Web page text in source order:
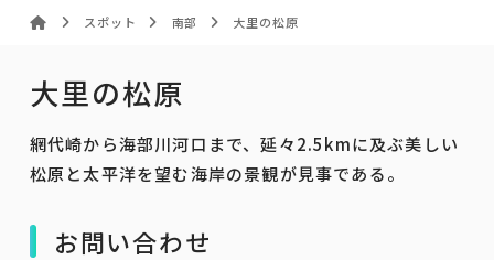
スポット 南部 大里の松原
大里の松原
網代崎から海部川河口まで、延々2.5kmに及ぶ美しい
松原と太平洋を望む海岸の景観が見事である。
お問い合わせ